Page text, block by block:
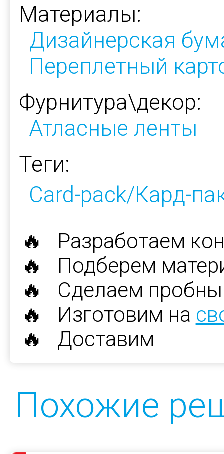
Материалы:
Дизайнерская
Переплетный
Фурнитура\декор:
Атласные ленты
Теги:
Card-pack/Кард-
🔥 Разработаем
🔥 Подберем
🔥 Сделаем
🔥 Изготовим на
🔥 Доставим
Похожие